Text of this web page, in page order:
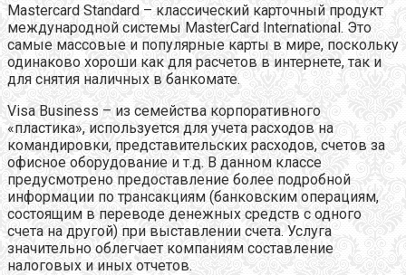
Masterсard Standard – классический карточный продукт
международной системы MasterCard International. Это
самые массовые и популярные карты в мире, поскольку
одинаково хороши как для расчетов в интернете, так и
для снятия наличных в банкомате.
Visa Business – из семейства корпоративного
«пластика», используется для учета расходов на
командировки, представительских расходов, счетов за
офисное оборудование и т.д. В данном классе
предусмотрено предоставление более подробной
информации по трансакциям (банковским операциям,
состоящим в переводе денежных средств с одного
счета на другой) при выставлении счета. Услуга
значительно облегчает компаниям составление
налоговых и иных отчетов.